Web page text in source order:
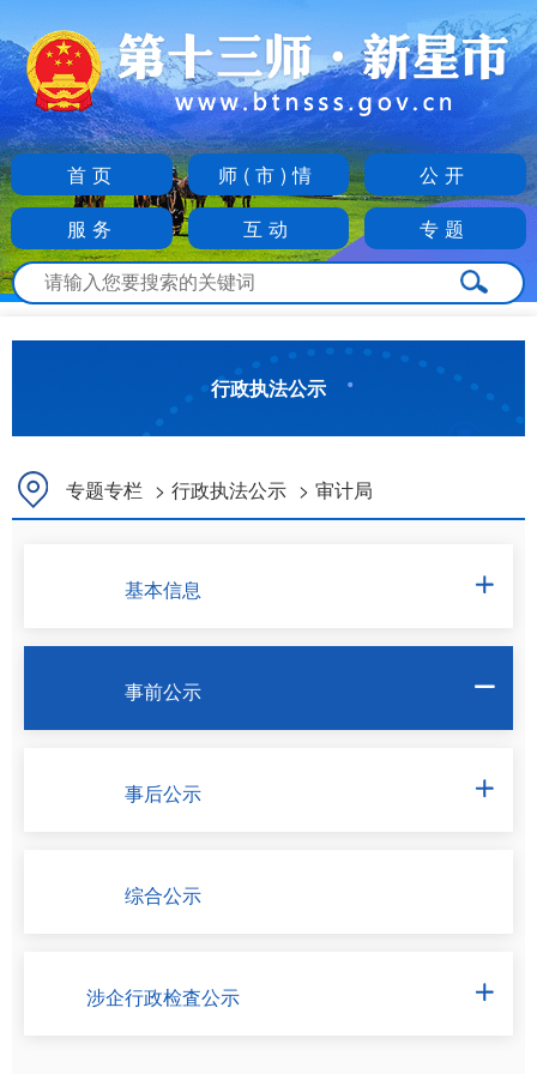
首页 师(市)情
公开
服务
互动 专题
行政执法公示
专题专栏 > 行政执法公示 > 审计局
基本信息 
事前公示 
事后公示 
综合公示
涉企行政检査公示 